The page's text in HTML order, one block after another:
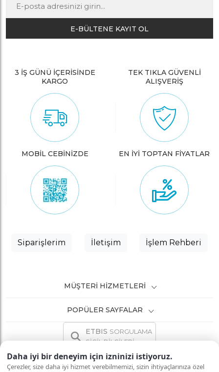
Daha iyi bir deneyim için izninizi istiyoruz.
Çerezler, size daha iyi hizmet verebilmemizi, sizin ihtiyaçlarınıza özel
E-BÜLTENE KAYIT OL
3 İŞ GÜNÜ İÇERİSİNDE
KARGO
TEK TIKLA GÜVENLİ
ALIŞVERİŞ
MOBİL CEBİNİZDE EN İYİ TOPTAN FİYATLAR
Siparişlerim İletişim İşlem Rehberi
MÜŞTERI HIZMETLERI
POPÜLER SAYFALAR
ETBIS SORGULAMA
SİCİL BİLGİLERİ